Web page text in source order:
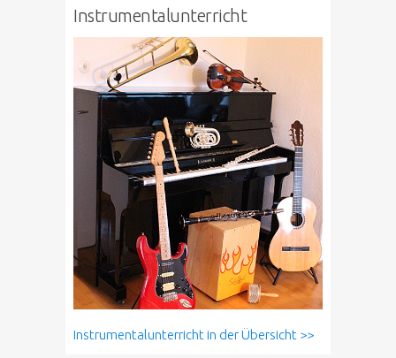
Instrumentalunterricht
Instrumentalunterricht in der Übersicht >>